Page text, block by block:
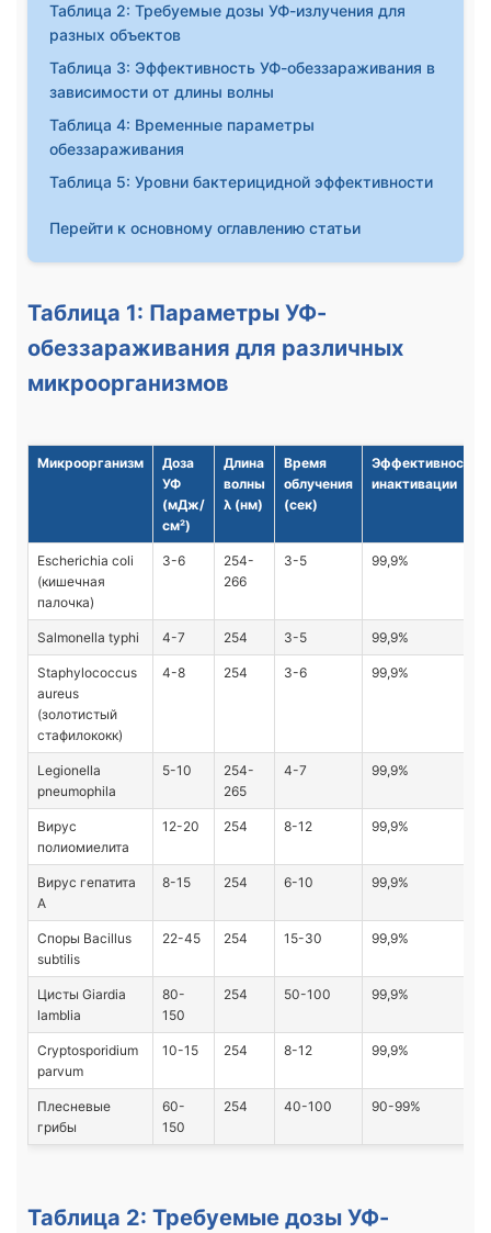
Таблица 2: Требуемые дозы УФ-излучения для
разных объектов
Таблица 3: Эффективность УФ-обеззараживания в
зависимости от длины волны
Таблица 4: Временные параметры
обеззараживания
Таблица 5: Уровни бактерицидной эффективности
Перейти к основному оглавлению статьи
Таблица 1: Параметры УФ-
обеззараживания для различных
микроорганизмов
Микроорганизм
Доза
УФ
(мДж/
см²)
Длина
волны
λ (нм)
Время
облучения
(сек)
Эффективность
инактивации
Escherichia coli
(кишечная
палочка)
3-6
254-
266
3-5 99,9%
Salmonella typhi 4-7 254 3-5 99,9%
Staphylococcus
aureus
(золотистый
стафилококк)
4-8 254 3-6 99,9%
Legionella
pneumophila
5-10
254-
265
4-7 99,9%
Вирус
полиомиелита
12-20 254 8-12 99,9%
Вирус гепатита
А
8-15 254 6-10 99,9%
Споры Bacillus
subtilis
22-45 254 15-30 99,9%
Цисты Giardia
lamblia
80-
150
254 50-100 99,9%
Cryptosporidium
parvum
10-15 254 8-12 99,9%
Плесневые
грибы
60-
150
254 40-100 90-99%
Таблица 2: Требуемые дозы УФ-